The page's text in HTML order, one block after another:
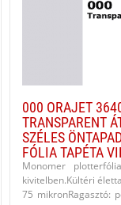
000 ORAJET
TRANSPARENT
SZÉLES
FÓLIA TAPÉTA
Monomer
kivitelben.Kültéri
75 mikronRagasztó: